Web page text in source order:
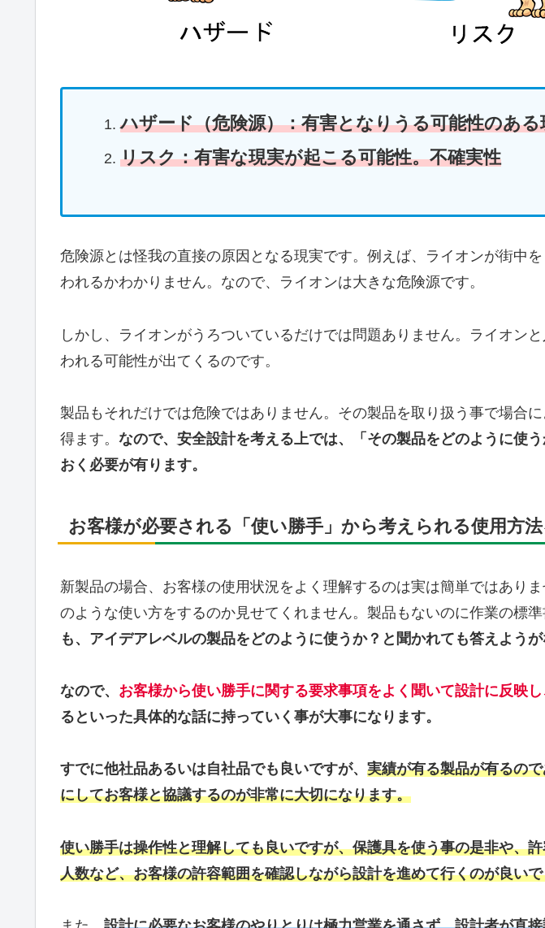
ハザード（危険源）：有害となりうる可能性のある
リスク：有害な現実が起こる可能性。不確実性
危険源とは怪我の直接の原因となる現実です。例えば、ライオンが街中
われるかわかりません。なので、ライオンは大きな危険源です。
しかし、ライオンがうろついているだけでは問題ありません。ライオン
われる可能性が出てくるのです。
製品もそれだけでは危険ではありません。その製品を取り扱う事で場合
得ます。 なので、安全設計を考える上では、「その製品をどのように使
おく必要が有ります。
お客様が必要される「使い勝手」から考えられる使用方
新製品の場合、お客様の使用状況をよく理解するのは実は簡単ではあり
のような使い方をするのか見せてくれません。製品もないのに作業の標準
も、アイデアレベルの製品をどのように使うか？と聞かれても答えようが
なので、 お客様から使い勝手に関する要求事項をよく聞いて設計に反映
るといった具体的な話に持っていく事が大事になります。
すでに他社品あるいは自社品でも良いですが、 実績が有る製品が有るの
にしてお客様と協議するのが非常に大切になります。
使い勝手は操作性と理解しても良いですが、保護具を使う事の是非や、
人数など、お客様の許容範囲を確認しながら設計を進めて行くのが良い